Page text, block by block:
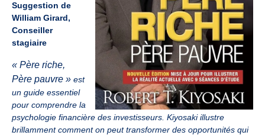
Suggestion de
William Girard,
Conseiller
stagiaire
« Père riche,
Père pauvre » est
un guide essentiel
pour comprendre la
psychologie financière des investisseurs. Kiyosaki illustre
brillamment comment on peut transformer des opportunités qui